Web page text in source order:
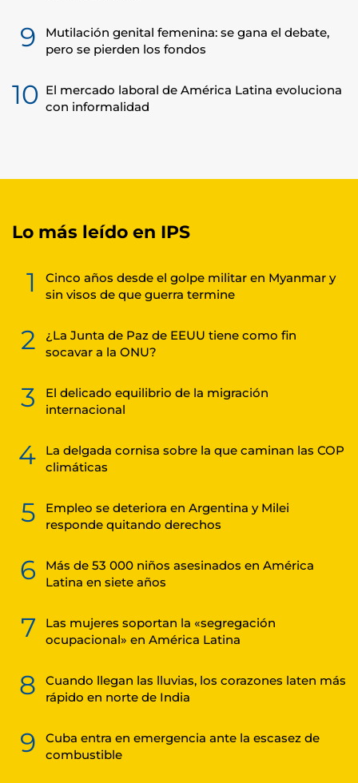
9
Mutilación genital femenina: se gana el debate,
pero se pierden los fondos
10 El mercado laboral de América Latina evoluciona
con informalidad
Lo más leído en IPS
1
Cinco años desde el golpe militar en Myanmar y
sin visos de que guerra termine
2
¿La Junta de Paz de EEUU tiene como fin
socavar a la ONU?
3
El delicado equilibrio de la migración
internacional
4
La delgada cornisa sobre la que caminan las COP
climáticas
5
Empleo se deteriora en Argentina y Milei
responde quitando derechos
6
Más de 53 000 niños asesinados en América
Latina en siete años
7
Las mujeres soportan la «segregación
ocupacional» en América Latina
8
Cuando llegan las lluvias, los corazones laten más
rápido en norte de India
9
Cuba entra en emergencia ante la escasez de
combustible